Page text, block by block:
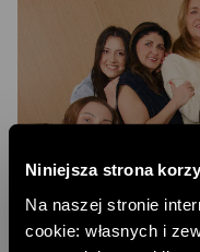
Niniejsza strona
Na naszej stronie
cookie: własnych i